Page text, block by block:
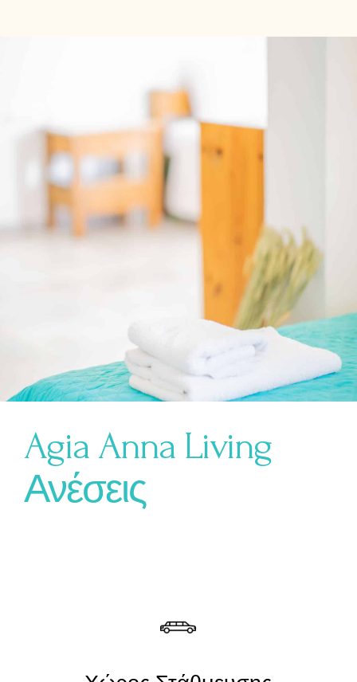
Agia Anna Living
Ανέσεις